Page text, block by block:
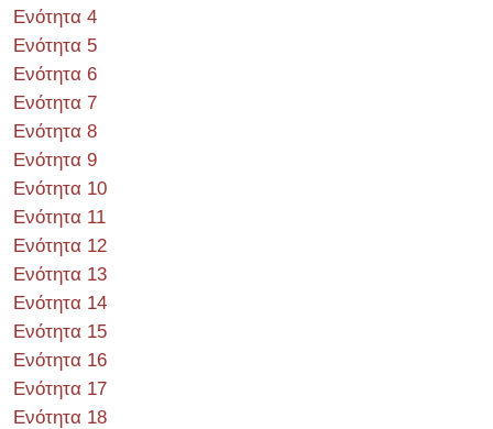
Ενότητα 4
Ενότητα 5
Ενότητα 6
Ενότητα 7
Ενότητα 8
Ενότητα 9
Ενότητα 10
Ενότητα 11
Ενότητα 12
Ενότητα 13
Ενότητα 14
Ενότητα 15
Ενότητα 16
Ενότητα 17
Ενότητα 18